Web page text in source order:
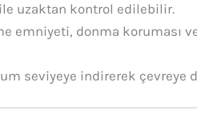
ile uzaktan kontrol edilebilir.
emniyeti, donma koruması
seviyeye indirerek çevreye